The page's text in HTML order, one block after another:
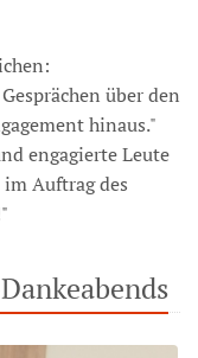
über den
hinaus."
engagierte Leute
Auftrag des